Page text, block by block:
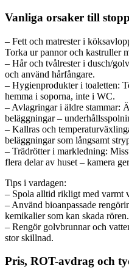
Vanliga orsaker till
– Fett och matrester i
Torka ur pannor och kastruller
– Hår och tvålrester i dusch/
och använd hårfångare.
– Hygienprodukter i toaletten:
hemma i soporna, inte i WC.
– Avlagringar i äldre stammar:
beläggningar –
– Kallras och
beläggningar som långsamt
– Träd­rötter i markledning:
flera delar av huset – kamera
Tips i vardagen:
– Spola alltid rikligt med varmt
– Använd bioanpassade
kemikalier som kan skada rören.
– Rengör golvbrunnar och
stor skillnad.
Pris, ROT-avdrag och